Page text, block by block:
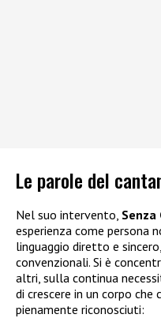
Le parole del
Nel suo intervento, Senza
esperienza come persona
linguaggio diretto e
convenzionali. Si è
altri, sulla continua
di crescere in un corpo che
pienamente riconosciuti: